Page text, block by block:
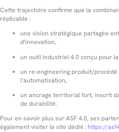
Cette trajectoire confirme que la
réplicable :
une vision stratégique partagée
d’innovation,
un outil industriel 4.0 conçu pour
un re‑engineering produit/procédé
l’automatisation,
un ancrage territorial fort, inscrit
de durabilité.
Pour en savoir plus sur ASF 4.0, ses
également visiter le site dédié : https://